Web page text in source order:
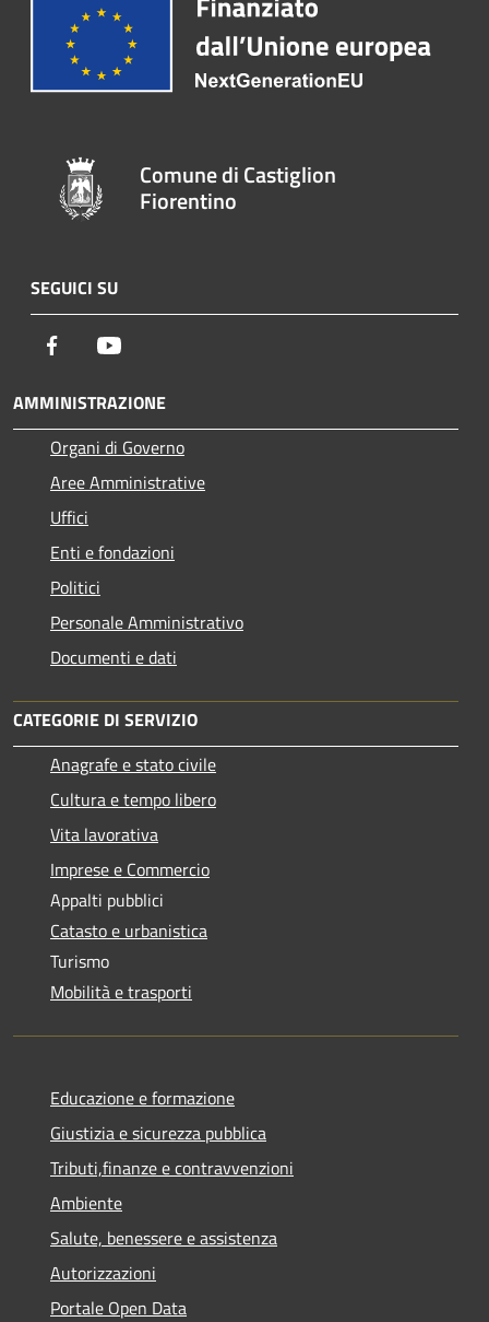
Comune di Castiglion
Fiorentino
SEGUICI SU
Facebook
AMMINISTRAZIONE
Organi di Governo
Aree Amministrative
Uffici
Enti e fondazioni
Politici
Personale Amministrativo
Documenti e dati
CATEGORIE DI SERVIZIO
Anagrafe e stato civile
Cultura e tempo libero
Vita lavorativa
Imprese e Commercio
Appalti pubblici
Catasto e urbanistica
Turismo
Mobilità e trasporti
Educazione e formazione
Giustizia e sicurezza pubblica
Tributi,finanze e contravvenzioni
Ambiente
Salute, benessere e assistenza
Autorizzazioni
Portale Open Data